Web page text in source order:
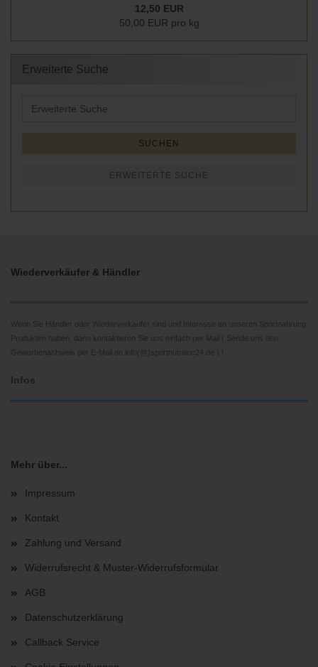
12,50 EUR
50,00 EUR pro kg
Erweiterte Suche
Suche
SUCHEN
ERWEITERTE SUCHE
Wiederverkäufer & Händler
Wenn Sie Händler oder Wiederverkäufer sind und Interesse an unseren Sportnahrung
Produkten haben, dann kontaktieren Sie uns einfach per Mail ( Sende uns den
Gewerbenachweis per E-Mail an info(@)sportnutrition24.de ) !
Infos
Mehr über...
Impressum
Kontakt
Zahlung und Versand
Widerrufsrecht & Muster-Widerrufsformular
AGB
Datenschutzerklärung
Callback Service